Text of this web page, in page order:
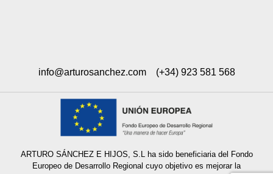
ARTURO SÁNCHEZ E HIJOS, S.L ha sido beneficiaria del Fondo
Europeo de Desarrollo Regional cuyo objetivo es mejorar la
competitividad de las Pymes y gracias al cual ha puesto en marcha un
online internacionales en mercados exteriores durante el año 2022. Para
ello ha contado con el apoyo del Programa Int-eComm de la Cámara de